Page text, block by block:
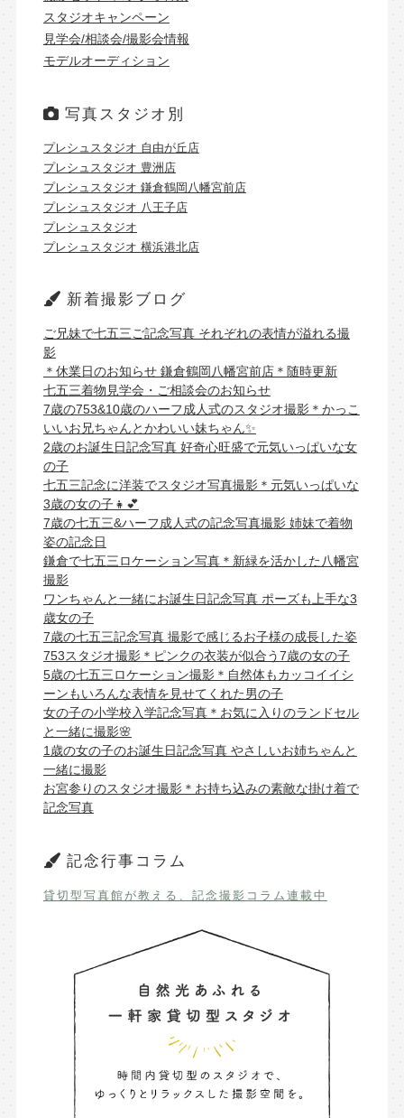
スタジオキャンペーン
見学会/相談会/撮影会情報
モデルオーディション
写真スタジオ別
プレシュスタジオ 自由が丘店
プレシュスタジオ 豊洲店
プレシュスタジオ 鎌倉鶴岡八幡宮前店
プレシュスタジオ 八王子店
プレシュスタジオ
プレシュスタジオ 横浜港北店
新着撮影ブログ
ご兄妹で七五三ご記念写真 それぞれの表情が溢れる撮
影
＊休業日のお知らせ 鎌倉鶴岡八幡宮前店＊随時更新
七五三着物見学会・ご相談会のお知らせ
7歳の753&10歳のハーフ成人式のスタジオ撮影＊かっこ
いいお兄ちゃんとかわいい妹ちゃん✨
2歳のお誕生日記念写真 好奇心旺盛で元気いっぱいな女
の子
七五三記念に洋装でスタジオ写真撮影＊元気いっぱいな
3歳の女の子👧💕
7歳の七五三&ハーフ成人式の記念写真撮影 姉妹で着物
姿の記念日
鎌倉で七五三ロケーション写真＊新緑を活かした八幡宮
撮影
ワンちゃんと一緒にお誕生日記念写真 ポーズも上手な3
歳女の子
7歳の七五三記念写真 撮影で感じるお子様の成長した姿
753スタジオ撮影＊ピンクの衣装が似合う7歳の女の子
5歳の七五三ロケーション撮影＊自然体もカッコイイシ
ーンもいろんな表情を見せてくれた男の子
女の子の小学校入学記念写真＊お気に入りのランドセル
と一緒に撮影🌸
1歳の女の子のお誕生日記念写真 やさしいお姉ちゃんと
一緒に撮影
お宮参りのスタジオ撮影＊お持ち込みの素敵な掛け着で
記念写真
記念行事コラム
貸切型写真館が教える、記念撮影コラム連載中